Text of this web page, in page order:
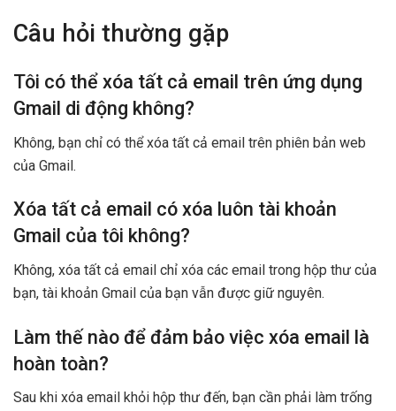
Câu hỏi thường gặp
Tôi có thể xóa tất cả email trên ứng dụng
Gmail di động không?
Không, bạn chỉ có thể xóa tất cả email trên phiên bản web
của Gmail.
Xóa tất cả email có xóa luôn tài khoản
Gmail của tôi không?
Không, xóa tất cả email chỉ xóa các email trong hộp thư của
bạn, tài khoản Gmail của bạn vẫn được giữ nguyên.
Làm thế nào để đảm bảo việc xóa email là
hoàn toàn?
Sau khi xóa email khỏi hộp thư đến, bạn cần phải làm trống